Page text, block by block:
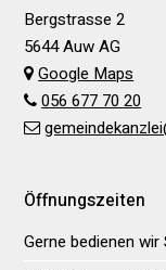
Bergstrasse 2
5644 Auw AG
Google Maps
056 677 70 20
Öffnungszeiten
Gerne bedienen